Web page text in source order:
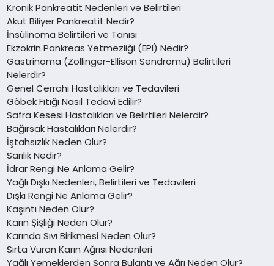
Kronik Pankreatit Nedenleri ve Belirtileri
Akut Biliyer Pankreatit Nedir?
İnsülinoma Belirtileri ve Tanısı
Ekzokrin Pankreas Yetmezliği (EPI) Nedir?
Gastrinoma (Zollinger-Ellison Sendromu) Belirtileri
Nelerdir?
Genel Cerrahi Hastalıkları ve Tedavileri
Göbek Fıtığı Nasıl Tedavi Edilir?
Safra Kesesi Hastalıkları ve Belirtileri Nelerdir?
Bağırsak Hastalıkları Nelerdir?
İştahsızlık Neden Olur?
Sarılık Nedir?
İdrar Rengi Ne Anlama Gelir?
Yağlı Dışkı Nedenleri, Belirtileri ve Tedavileri
Dışkı Rengi Ne Anlama Gelir?
Kaşıntı Neden Olur?
Karın Şişliği Neden Olur?
Karında Sıvı Birikmesi Neden Olur?
Sırta Vuran Karın Ağrısı Nedenleri
Yağlı Yemeklerden Sonra Bulantı ve Ağrı Neden Olur?